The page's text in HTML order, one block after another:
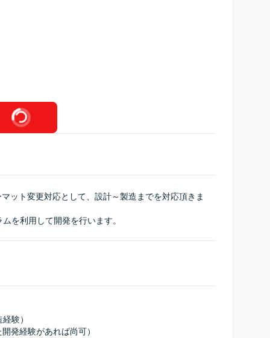
ット変更対応として、設計～製造までを対応頂きま
を利用して開発を行います。
験）
経験があれば尚可）